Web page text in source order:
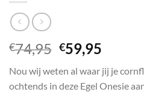
€74,95
prijs
was:
€74,95.
€59,95
is:
Nou wij weten al waar jij je
ochtends in deze Egel Onesie